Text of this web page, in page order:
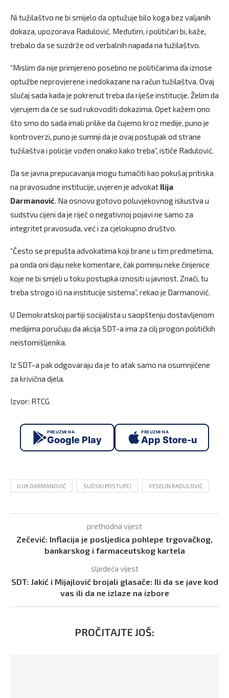
Ni tužilaštvo ne bi smijelo da optužuje bilo koga bez valjanih
dokaza, upozorava Radulović. Međutim, i političari bi, kaže,
trebalo da se suzdrže od verbalnih napada na tužilaštvo.
“Mislim da nije primjereno posebno ne političarima da iznose
optužbe neprovjerene i nedokazane na račun tužilaštva. Ovaj
slučaj sada kada je pokrenut treba da riješe institucije. Želim da
vjerujem da će se sud rukovoditi dokazima. Opet kažem ono
što smo do sada imali prilike da čujemo kroz medije, puno je
kontroverzi, puno je sumnji da je ovaj postupak od strane
tužilaštva i policije vođen onako kako treba”, ističe Radulović.
Da se javna prepucavanja mogu tumačiti kao pokušaj pritiska
na pravosudne institucije, uvjeren je advokat Ilija
Darmanović. Na osnovu gotovo poluvjekovnog iskustva u
sudstvu cijeni da je riječ o negativnoj pojavi ne samo za
integritet pravosuđa, već i za cjelokupno društvo.
“Često se prepušta advokatima koji brane u tim predmetima,
pa onda oni daju neke komentare, čak pominju neke činjenice
koje ne bi smjeli u toku postupka iznositi u javnost. Znači, tu
treba strogo ići na institucije sistema”, rekao je Darmanović.
U Demokratskoj partiji socijalista u saopštenju dostavljenom
medijima poručuju da akcija SDT-a ima za cilj progon političkih
neistomišljenika.
Iz SDT-a pak odgovaraju da je to atak samo na osumnjičene
za krivična djela.
Izvor: RTCG
PREUZMI NA
Google Play
PREUZMI NA
App Store-u
ILIJA DARMANOVIĆ SUDSKI POSTUPCI VESELIN RADULOVIĆ
prethodna vijest
Zečević: Inflacija je posljedica pohlepe trgovačkog,
bankarskog i farmaceutskog kartela
sljedeća vijest
SDT: Jakić i Mijajlović brojali glasače: Ili da se jave kod
vas ili da ne izlaze na izbore
PROČITAJTE JOŠ: